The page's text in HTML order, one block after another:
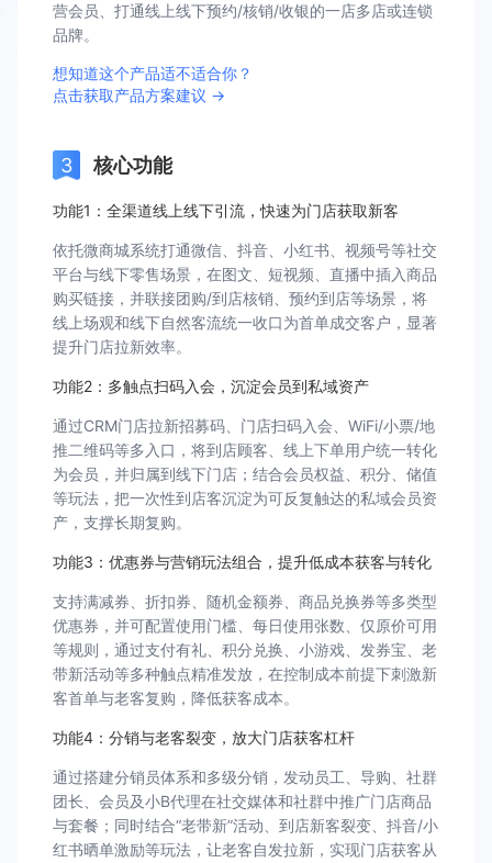
营会员、打通线上线下预约/核销/收银的一店多店或连锁
品牌。
想知道这个产品适不适合你？
点击获取产品方案建议 →
核心功能
功能1：全渠道线上线下引流，快速为门店获取新客
依托微商城系统打通微信、抖音、小红书、视频号等社交
平台与线下零售场景，在图文、短视频、直播中插入商品
购买链接，并联接团购/到店核销、预约到店等场景，将
线上场观和线下自然客流统一收口为首单成交客户，显著
提升门店拉新效率。
功能2：多触点扫码入会，沉淀会员到私域资产
通过CRM门店拉新招募码、门店扫码入会、WiFi/小票/地
推二维码等多入口，将到店顾客、线上下单用户统一转化
为会员，并归属到线下门店；结合会员权益、积分、储值
等玩法，把一次性到店客沉淀为可反复触达的私域会员资
产，支撑长期复购。
功能3：优惠券与营销玩法组合，提升低成本获客与转化
支持满减券、折扣券、随机金额券、商品兑换券等多类型
优惠券，并可配置使用门槛、每日使用张数、仅原价可用
等规则，通过支付有礼、积分兑换、小游戏、发券宝、老
带新活动等多种触点精准发放，在控制成本前提下刺激新
客首单与老客复购，降低获客成本。
功能4：分销与老客裂变，放大门店获客杠杆
通过搭建分销员体系和多级分销，发动员工、导购、社群
团长、会员及小B代理在社交媒体和社群中推广门店商品
与套餐；同时结合“老带新”活动、到店新客裂变、抖音/小
红书晒单激励等玩法，让老客自发拉新，实现门店获客从